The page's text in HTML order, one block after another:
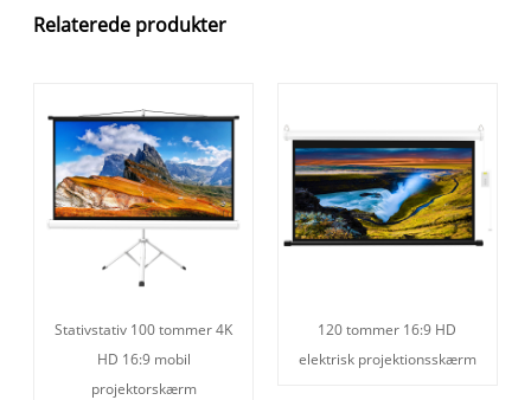
Relaterede produkter
Stativstativ 100 tommer 4K
HD 16:9 mobil
projektorskærm
120 tommer 16:9 HD
elektrisk projektionsskærm